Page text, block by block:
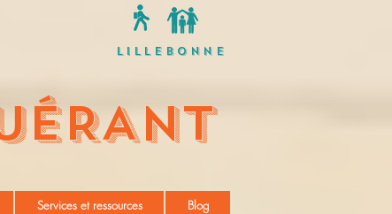
Lillebonne
Services et ressources Blog